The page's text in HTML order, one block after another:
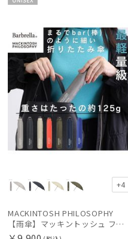
+4
MACKINTOSH PHILOSOPHY
【雨傘】マッキントッシュ フィロソフィー (MACKINTOSH PHILOSOPHY) バーブレラ 軽量 無地 ロゴ 60cm